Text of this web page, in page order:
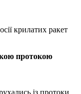
крилатих ракет
протокою